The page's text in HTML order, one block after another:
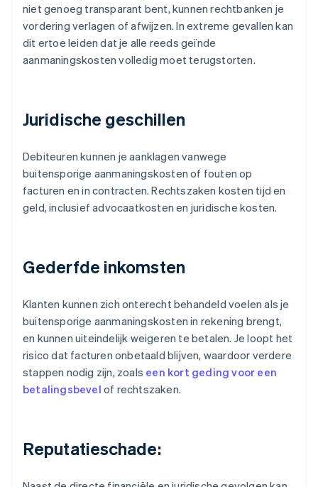
niet genoeg transparant bent, kunnen rechtbanken je
vordering verlagen of afwijzen. In extreme gevallen kan
dit ertoe leiden dat je alle reeds geïnde
aanmaningskosten volledig moet terugstorten.
Juridische geschillen
Debiteuren kunnen je aanklagen vanwege
buitensporige aanmaningskosten of fouten op
facturen en in contracten. Rechtszaken kosten tijd en
geld, inclusief advocaatkosten en juridische kosten.
Gederfde inkomsten
Klanten kunnen zich onterecht behandeld voelen als je
buitensporige aanmaningskosten in rekening brengt,
en kunnen uiteindelijk weigeren te betalen. Je loopt het
risico dat facturen onbetaald blijven, waardoor verdere
stappen nodig zijn, zoals een kort geding voor een
betalingsbevel of rechtszaken.
Reputatieschade: